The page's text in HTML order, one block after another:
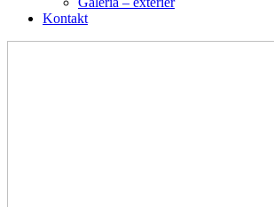
Kontakt